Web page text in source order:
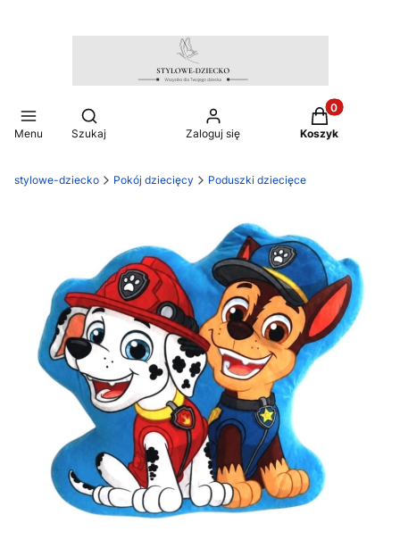
Menu
Otwórz wyszukiwarkę
Szukaj Zaloguj się
Produkty w
Koszyk
stylowe-dziecko Pokój dziecięcy Poduszki dziecięce